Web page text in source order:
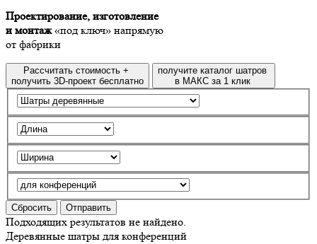
Проектирование, изготовление
и монтаж«под ключ» напрямую
от фабрики
Рассчитать стоимость +
получить 3D-проект бесплатно
получите каталог шатров
в МАКС за 1 клик
Сбросить Отправить
Подходящих результатов не найдено.
Деревянные шатры для конференций